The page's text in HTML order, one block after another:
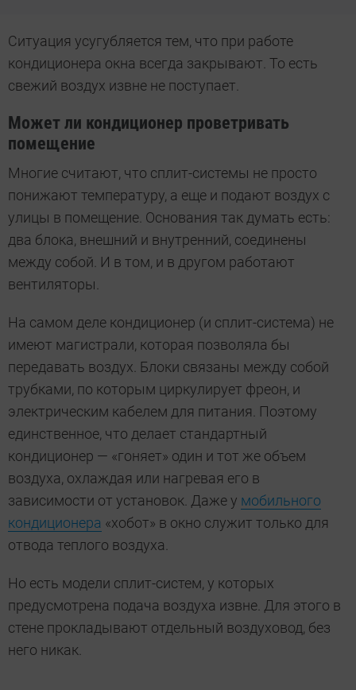
Ситуация усугубляется тем, что при работе
кондиционера окна всегда закрывают. То есть
свежий воздух извне не поступает.
Может ли кондиционер проветривать
помещение
Многие считают, что сплит-системы не просто
понижают температуру, а еще и подают воздух с
улицы в помещение. Основания так думать есть:
два блока, внешний и внутренний, соединены
между собой. И в том, и в другом работают
вентиляторы.
На самом деле кондиционер (и сплит-система) не
имеют магистрали, которая позволяла бы
передавать воздух. Блоки связаны между собой
трубками, по которым циркулирует фреон, и
электрическим кабелем для питания. Поэтому
единственное, что делает стандартный
кондиционер — «гоняет» один и тот же объем
воздуха, охлаждая или нагревая его в
зависимости от установок. Даже у мобильного
кондиционера «хобот» в окно служит только для
отвода теплого воздуха.
Но есть модели сплит-систем, у которых
предусмотрена подача воздуха извне. Для этого в
стене прокладывают отдельный воздуховод, без
него никак.